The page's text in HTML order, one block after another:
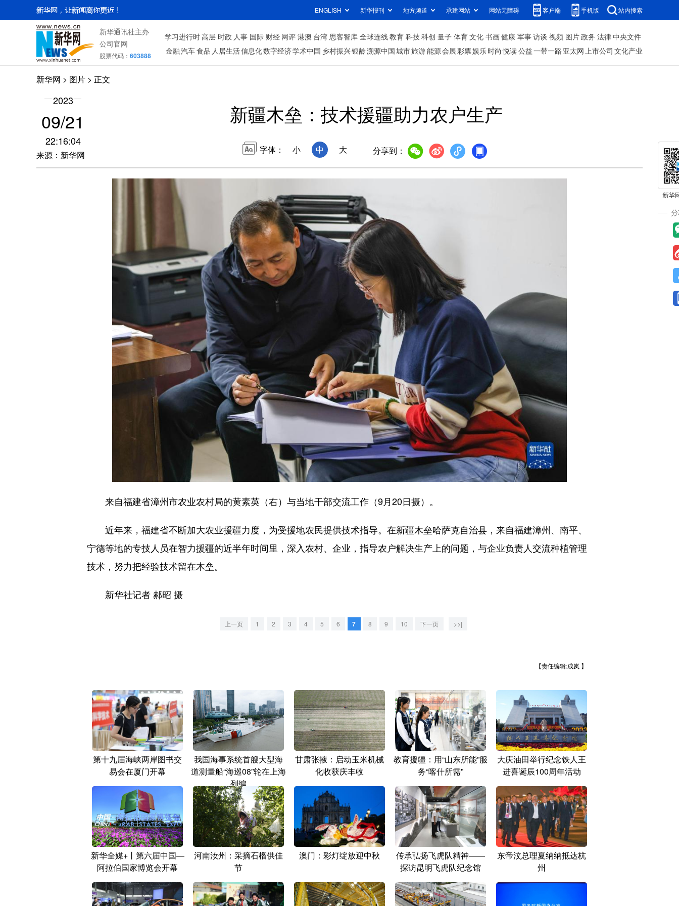
ENGLISH 新华报刊 地方频道 承建网站 网站无障碍 客户端 手机版 站内搜索
新华通讯社主办
公司官网
股票代码： 603888
学习进行时高层 时政 人事 国际 财经 网评 港澳 台湾 思客智库 全球连线教育 科技科创 量子 体育文化 书画健康 军事访谈 视频 图片政务 法律中央文件
金融汽车食品 人居生活信息化数字经济学术中国 乡村振兴银龄溯源中国城市旅游能源会展彩票娱乐时尚 悦读公益一带一路 亚太网上市公司 文化产业
新华网 > 图片 > 正文
2023
09/21
22:16:04
来源：新华网
新疆木垒：技术援疆助力农户生产
字体： 小 中 大 分享到：
来自福建省漳州市农业农村局的黄素英（右）与当地干部交流工作（9月20日摄）。
近年来，福建省不断加大农业援疆力度，为受援地农民提供技术指导。在新疆木垒哈萨克自治县，来自福建漳州、南平、
宁德等地的专技人员在智力援疆的近半年时间里，深入农村、企业，指导农户解决生产上的问题，与企业负责人交流种植管理
技术，努力把经验技术留在木垒。
新华社记者 郝昭 摄
上一页 1 2 3 4 5 6 7 8 9 10 下一页 >>|
【责任编辑:成岚 】
第十九届海峡两岸图书交
易会在厦门开幕
我国海事系统首艘大型海
道测量船“海巡08”轮在上海
列编
甘肃张掖：启动玉米机械
化收获庆丰收
教育援疆：用“山东所能”服
务“喀什所需”
大庆油田举行纪念铁人王
进喜诞辰100周年活动
新华全媒+丨第六届中国—
阿拉伯国家博览会开幕
河南汝州：采摘石榴供佳
节
澳门：彩灯绽放迎中秋
传承弘扬飞虎队精神——
探访昆明飞虎队纪念馆
东帝汶总理夏纳纳抵达杭
州